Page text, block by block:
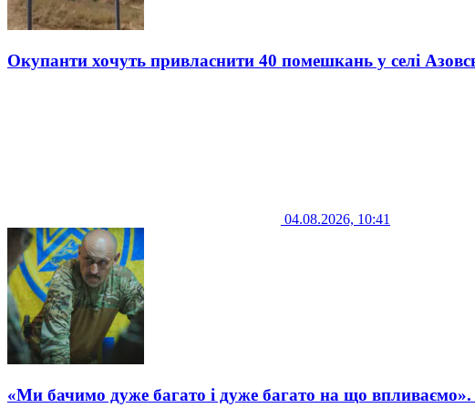
Окупанти хочуть привласнити 40 помешкань у селі
04.08.2026, 10:41
«Ми бачимо дуже багато і дуже багато на що впливаємо».